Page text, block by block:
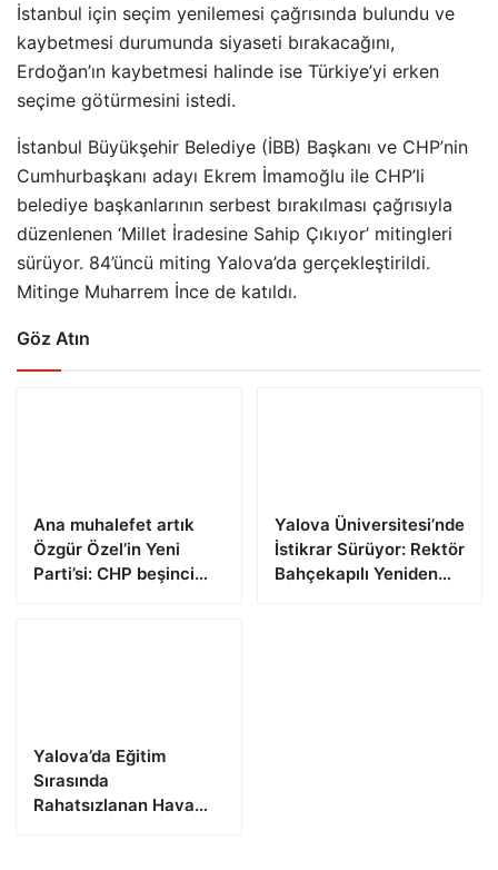
İstanbul için seçim yenilemesi çağrısında bulundu ve
kaybetmesi durumunda siyaseti bırakacağını,
Erdoğan’ın kaybetmesi halinde ise Türkiye’yi erken
seçime götürmesini istedi.
İstanbul Büyükşehir Belediye (İBB) Başkanı ve CHP’nin
Cumhurbaşkanı adayı Ekrem İmamoğlu ile CHP’li
belediye başkanlarının serbest bırakılması çağrısıyla
düzenlenen ‘Millet İradesine Sahip Çıkıyor’ mitingleri
sürüyor. 84’üncü miting Yalova’da gerçekleştirildi.
Mitinge Muharrem İnce de katıldı.
Göz Atın
Ana muhalefet artık
Özgür Özel’in Yeni
Parti’si: CHP beşinci
Yalova Üniversitesi’nde
İstikrar Sürüyor: Rektör
Bahçekapılı Yeniden
Yalova’da Eğitim
Sırasında
Rahatsızlanan Hava